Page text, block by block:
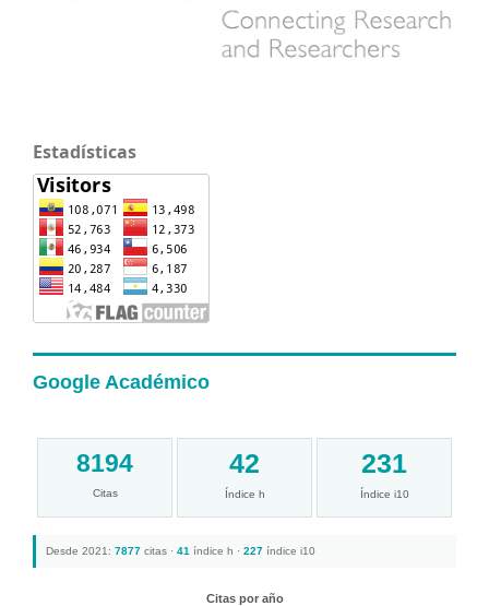
Estadísticas
Google Académico
8194
Citas
42
Índice h
231
Índice i10
Desde 2021: 7877 citas · 41 índice h · 227 índice i10
Citas por año